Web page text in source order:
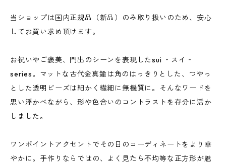
当ショップは国内正規品（新品）のみ取り扱いのため、安心
してお買い求め頂けます。
お祝いやご褒美、門出のシーンを表現したsui ‐スイ‐
series。マットな古代金真鍮は角のはっきりとした、つやっ
とした透明ビーズは細かく繊細に無機質に。そんなワードを
思い浮かべながら、形や色合いのコントラストを存分に活か
しました。
ワンポイントアクセントでその日のコーディネートをより華
やかに。手作りならではの、よく見たら不均等な正方形が魅